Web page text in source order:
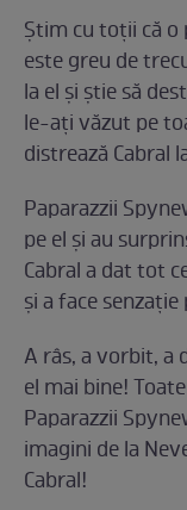
Știm cu toții că o
este greu de
la el și știe să
le-ați văzut pe
distrează Cabral
Paparazzii
pe el și au
Cabral a dat tot
și a face
A râs, a vorbit, a
el mai bine!
Paparazzii
imagini de la
Cabral!